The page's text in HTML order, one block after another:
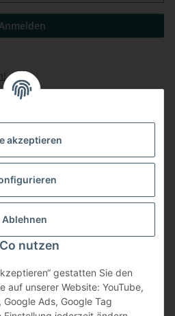
akzeptieren
Ablehnen
nutzen
gestatten Sie den
auf unserer Website: YouTube,
Ads, Google Tag
- Partnerbetrieb
auf Google
widerrufen